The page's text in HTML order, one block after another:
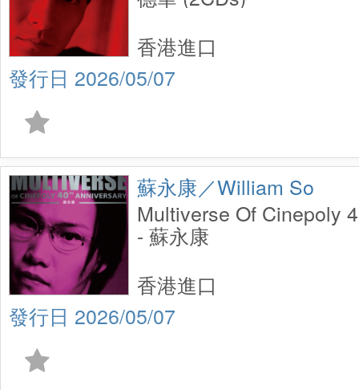
2026/05/07
香港進口
蘇永康／William So
Multiverse Of Cinepoly
- 蘇永康
2026/05/07
香港進口